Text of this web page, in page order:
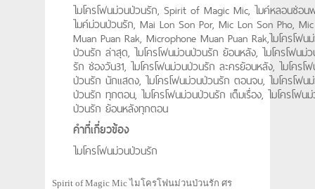
ไมโครโฟนม่วนป่วนรัก, Spirit of Magic Mic, ไมค์หลอนซ่อน
ไมค์ม่วนป่วนรัก, Mai Lon Son Por, Mic Lon Son Pho, Mic
Muan Puan Rak, Microphone Muan Puan Rak,ไมโครโฟน
ป่วนรัก ล่าสุด, ไมโครโฟนม่วนป่วนรัก ย้อนหลัง, ไมโครโฟนม่
รัก ช่องวัน31, ไมโครโฟนม่วนป่วนรัก ละครย้อนหลัง, ไมโครโ
ป่วนรัก นักแสดง, ไมโครโฟนม่วนป่วนรัก ตอนจบ, ไมโครโฟน
ป่วนรัก ทุกตอน, ไมโครโฟนม่วนป่วนรัก เต็มเรื่อง, ไมโครโฟน
ป่วนรัก ย้อนหลังทุกตอน
คำที่เกี่ยวข้อง
ไมโครโฟนม่วนป่วนรัก
Spirit of Magic Mic ไมโครโฟนม่วนป่วนรัก ศร